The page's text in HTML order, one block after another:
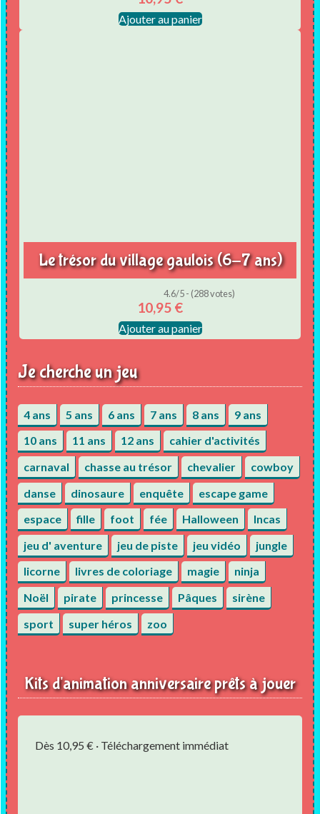
Ajouter au panier
Le trésor du village gaulois (6-7 ans)
4.6/5 - (288 votes)
10,95 €
Ajouter au panier
Je cherche un jeu
4 ans 5 ans 6 ans 7 ans 8 ans
9 ans
10 ans
11 ans 12 ans
cahier d'activités
carnaval
chasse au trésor chevalier
cowboy
danse
dinosaure enquête
escape game
espace
fille foot fée Halloween
Incas
jeu d' aventure
jeu de piste jeu vidéo
jungle
licorne
livres de coloriage magie
ninja
Noël
pirate princesse Pâques
sirène
sport
super héros zoo
Kits d'animation anniversaire prêts à jouer
Dès 10,95 € · Téléchargement immédiat